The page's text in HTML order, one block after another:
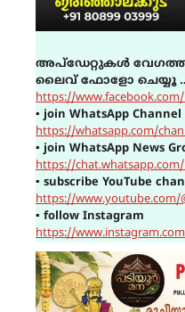
അപ്ഡേറ്റുകൾ
ലൈവ് ഫോളോ ചെയ്യൂ
https://
▪join WhatsApp Channel
https://whatsapp.com/
▪join WhatsApp News
https://chat.whatsapp.com/
▪ subscribe YouTube
https://www.youtube.com/
▪ follow Instagram
https://